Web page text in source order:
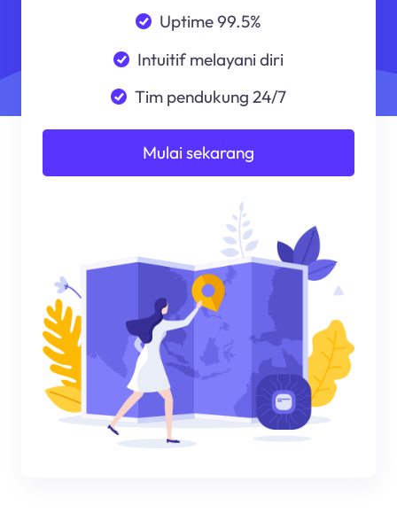
Uptime 99.5%
Intuitif melayani diri
Tim pendukung 24/7
Mulai sekarang